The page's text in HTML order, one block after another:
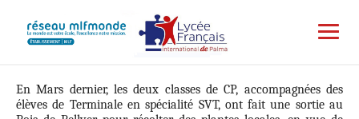
En Mars dernier, les deux classes de CP, accompagnées des
élèves de Terminale en spécialité SVT, ont fait une sortie au